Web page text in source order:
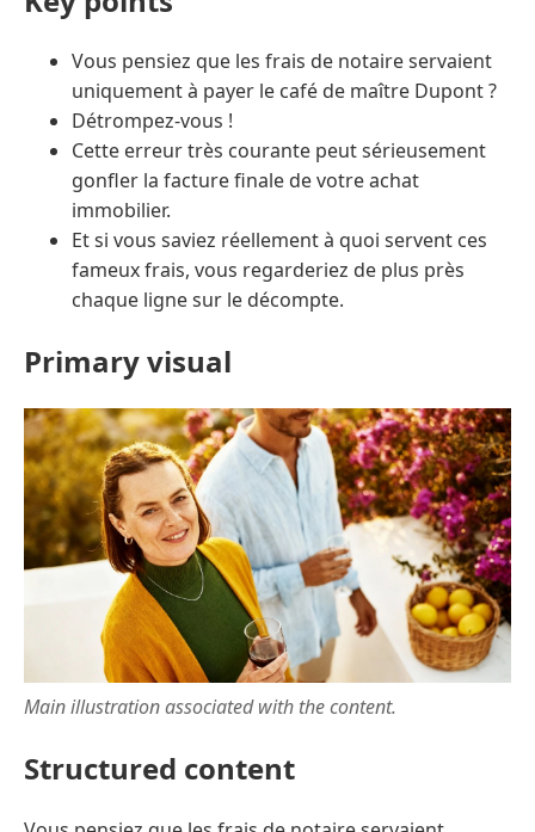
Vous pensiez que les frais de notaire servaient
uniquement à payer le café de maître Dupont ?
Détrompez-vous !
Cette erreur très courante peut sérieusement
gonfler la facture finale de votre achat
immobilier.
Et si vous saviez réellement à quoi servent ces
fameux frais, vous regarderiez de plus près
chaque ligne sur le décompte.
Primary visual
Main illustration associated with the content.
Structured content